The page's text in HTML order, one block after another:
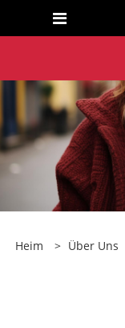
Heim > Über Uns